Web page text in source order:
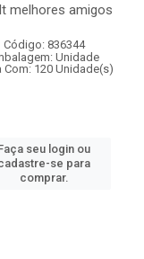
melhores amigos
Código: 836344
Unidade
Com: 120 Unidade(s)
seu login ou
se para
comprar.